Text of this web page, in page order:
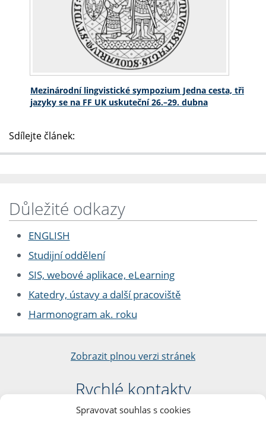
Spravovat souhlas s cookies
Mezinárodní lingvistické sympozium Jedna cesta, tři
jazyky se na FF UK uskuteční 26.–29. dubna
Sdílejte článek:
Důležité odkazy
ENGLISH
Studijní oddělení
SIS, webové aplikace, eLearning
Katedry, ústavy a další pracoviště
Harmonogram ak. roku
Zobrazit plnou verzi stránek
Rychlé kontakty
Filozofická fakulta